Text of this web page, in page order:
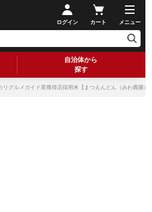
ログイン カート メニュー
自治体から
探す
ルメガイド星獲得店採用米【まつえんどん（みわ農園）】